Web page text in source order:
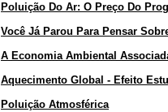
Poluição Do Ar: O Preço Do
Você Já Parou Para Pensar
A Economia Ambiental
Aquecimento Global - Efeito
Poluição Atmosférica